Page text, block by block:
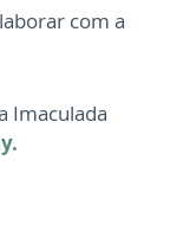
com a
Imaculada